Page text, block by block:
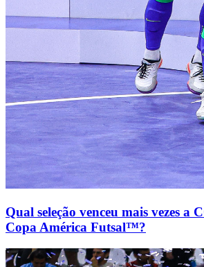
Qual seleção venceu mais vezes a
Copa América Futsal™?